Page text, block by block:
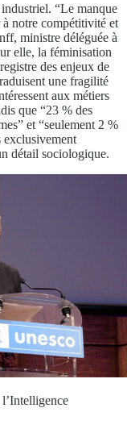
“Le manque
à notre compétitivité et
ministre déléguée à
elle, la féminisation
des enjeux de
une fragilité
aux métiers
que “23 % des
et “seulement 2 %
exclusivement
détail sociologique.